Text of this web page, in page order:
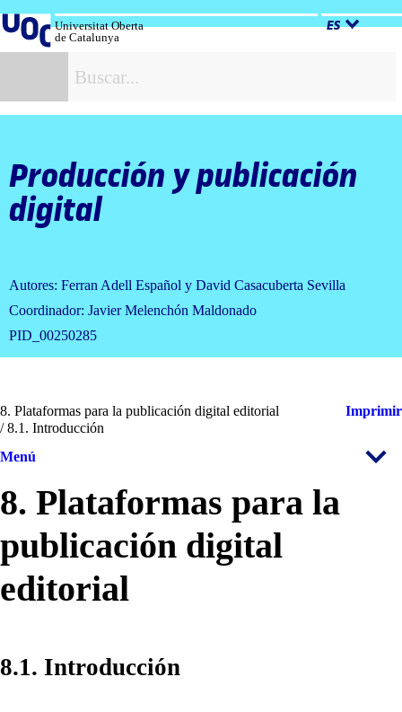
al
contenido
Universitat Oberta
de Catalunya
ES
Producción y publicación
digital
Autores: Ferran Adell Español y David Casacuberta Sevilla
Coordinador: Javier Melenchón Maldonado
PID_00250285
8. Plataformas para la publicación digital editorial
/ 8.1. Introducción
Imprimir
Menú
8. Plataformas para la
publicación digital
editorial
8.1. Introducción